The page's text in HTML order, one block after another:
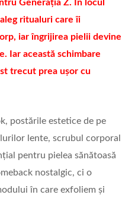
Generația Z. În locul
ritualuri care îi
iar îngrijirea pielii devine
Iar această schimbare
trecut prea ușor cu
postările estetice de pe
lente, scrubul corporal
pentru pielea sănătoasă
nostalgic, ci o
în care exfoliem și